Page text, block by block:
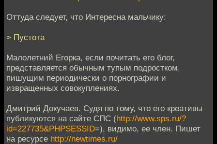
Оттуда следует, что Интересна мальчику:
> Пустота
Малолетний Егорка, если почитать его блог,
представляется обычным тупым подростком,
пишущим периодически о порнографии и
извращенных совокуплениях.
Дмитрий Докучаев. Судя по тому, что его креативы
публикуются на сайте СПС (http://www.sps.ru/?
id=227735&PHPSESSID=), видимо, ее член. Пишет
на ресурсе http://newtimes.ru/